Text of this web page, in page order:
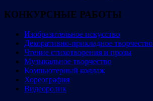
КОНКУРСНЫЕ РАБОТЫ
Изобразительное искусство
Декоративно-прикладное творчество
Чтение стихотворения и прозы
Музыкальное творчество
Компьютерный коллаж
Хореография
Видеоролик